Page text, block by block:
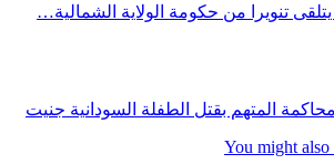
تنويرا من حكومة الولاية الشمالية…
You might